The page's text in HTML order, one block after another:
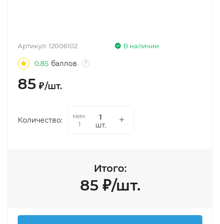
В наличии
Артикул: 12006102
0.85 баллов ?
85 ₽/шт.
Количество:
мин.
1
шт.
Итого:
85 ₽/шт.